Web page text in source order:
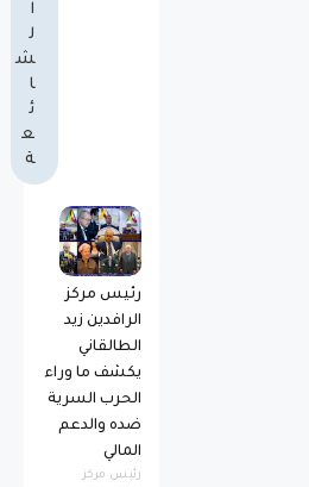
ا
ل
ش
ا
ئ
ع
ة
رئيس مركز
الرافدين زيد
الطالقاني
يكشف ما وراء
الحرب السرية
ضده والدعم
المالي
رئيس مركز